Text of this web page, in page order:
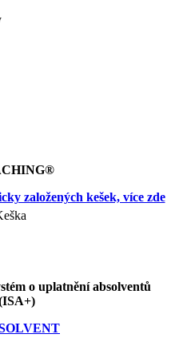
založených kešek, více zde
o uplatnění absolventů